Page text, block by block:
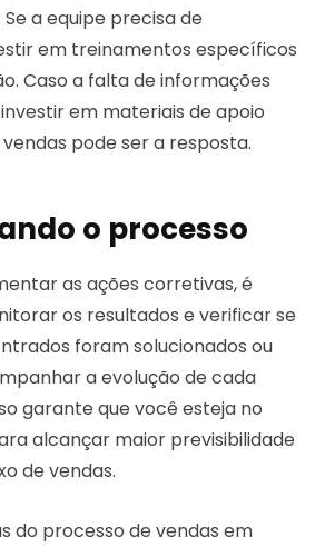
a equipe precisa de
em treinamentos específicos
Caso a falta de informações
em materiais de apoio
pode ser a resposta.
o processo
as ações corretivas, é
os resultados e verificar se
foram solucionados ou
a evolução de cada
garante que você esteja no
alcançar maior previsibilidade
de vendas.
do processo de vendas em